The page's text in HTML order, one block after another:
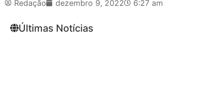
Redação
dezembro 9, 2022 6:27 am
Últimas Notícias